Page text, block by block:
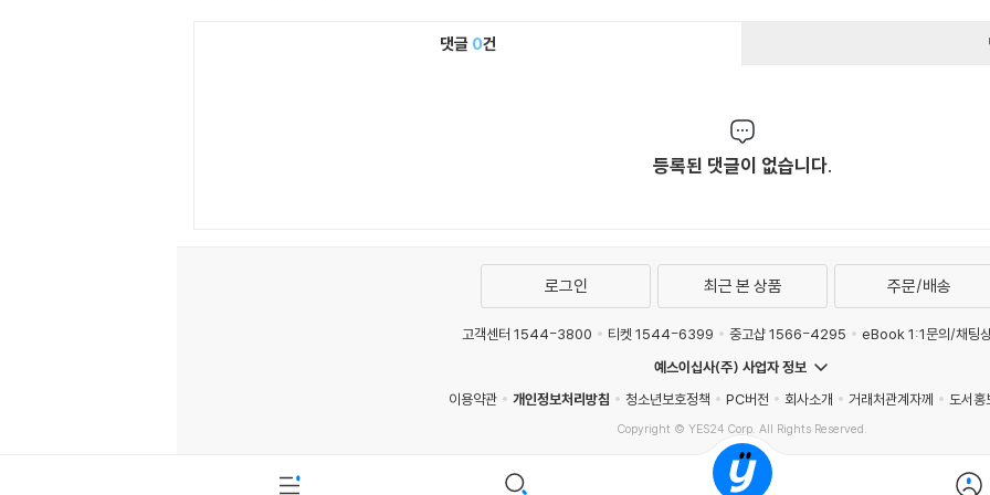
댓글 0건
등록된 댓글이 없습니다.
로그인 최근 본 상품 주문/배송
고객센터 1544-3800 티켓 1544-6399 중고샵 1566-4295
eBook 1:1문의/채팅
예스이십사(주) 사업자 정보
이용약관
개인정보처리방침 청소년보호정책 PC버전 회사소개 거래처관계자께 도서홍
Copyright © YES24 Corp. All Rights Reserved.